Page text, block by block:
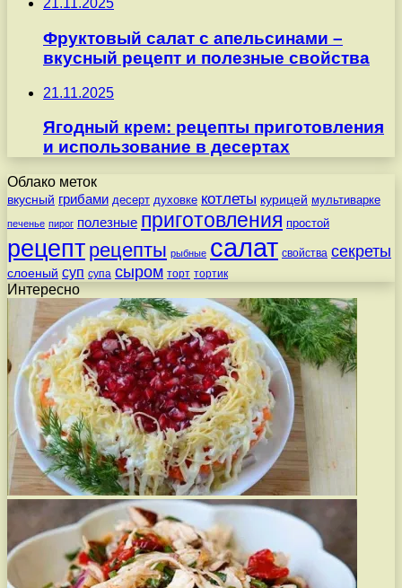
21.11.2025
Фруктовый салат с апельсинами –
вкусный рецепт и полезные свойства
21.11.2025
Ягодный крем: рецепты приготовления
и использование в десертах
Облако меток
вкусный грибами десерт духовке котлеты курицей мультиварке
печенье пирог полезные приготовления простой
рецепт рецепты рыбные салат свойства секреты
слоеный суп супа сыром торт тортик
Интересно